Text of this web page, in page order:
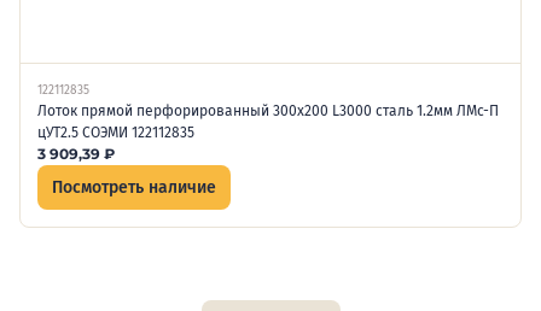
122112835
Лоток прямой перфорированный 300х200 L3000 сталь 1.2мм ЛМс-П
цУТ2.5 СОЭМИ 122112835
3 909,39 ₽
Посмотреть наличие